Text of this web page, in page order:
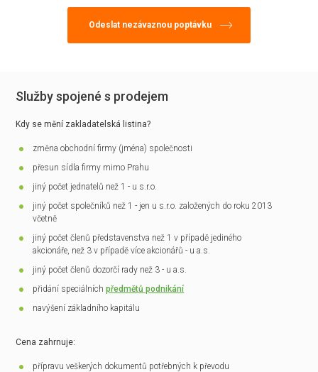
Služby spojené s prodejem
Kdy se mění zakladatelská listina?
změna obchodní firmy (jména) společnosti
přesun sídla firmy mimo Prahu
jiný počet jednatelů než 1 - u s.r.o.
jiný počet společníků než 1 - jen u s.r.o. založených do roku 2013
včetně
jiný počet členů představenstva než 1 v případě jediného
akcionáře, než 3 v případě více akcionářů - u a.s.
jiný počet členů dozorčí rady než 3 - u a.s.
přidání speciálníchpředmětů podnikání
navýšení základního kapitálu
Cena zahrnuje:
přípravu veškerých dokumentů potřebných k převodu